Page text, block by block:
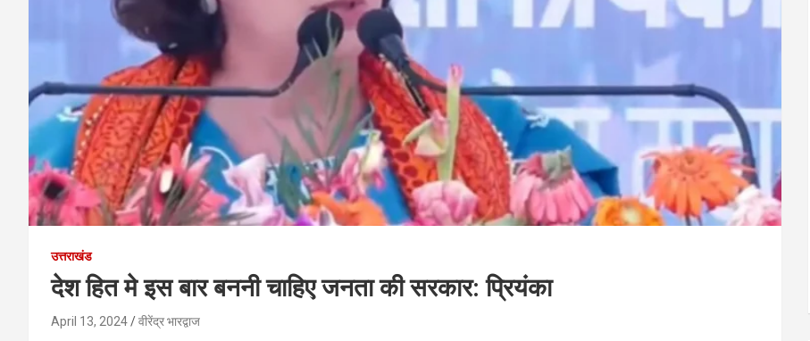
उत्तराखंड
देश हित मे इस बार बननी चाहिए जनता की सरकार: प्रियंका
April 13, 2024 वीरेंद्र भारद्वाज